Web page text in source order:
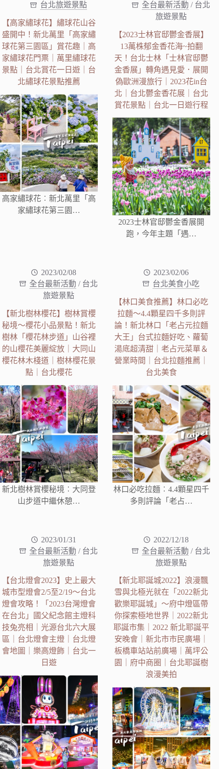
台北旅遊景點
【高家繡球花】繡球花山谷
盛開中！新北萬里「高家繡
球花第三園區」賞花趣｜高
家繡球花門票｜萬里繡球花
景點｜台北賞花一日遊｜台
北繡球花景點推薦
高家繡球花︰新北萬里「高
家繡球花第三園…
全台最新活動 / 台北
旅遊景點
【2023士林官邸鬱金香展】
13萬株郁金香花海~拍翻
天！台北士林「士林官邸鬱
金香展」轉角遇見愛．展開
偽歐洲漫旅行｜2023花in台
北｜台北鬱金香花展｜台北
賞花景點｜台北一日遊行程
2023士林官邸鬱金香展開
跑，今年主題「遇…
2023/02/08
全台最新活動 / 台北
旅遊景點
【新北樹林櫻花】樹林賞櫻
秘境～櫻花小品景點！新北
樹林「櫻花林步道」山谷裡
的山櫻花美麗綻放｜大同山
櫻花林木棧道｜樹林櫻花景
點｜台北櫻花
新北樹林賞櫻秘境︰大同登
山步道中繼休憩…
2023/02/06
台北美食小吃
【林口美食推薦】林口必吃
拉麵～4.4顆星四千多則評
論！新北林口「老占元拉麵
大王」台式拉麵好吃、蘿蔔
湯底超清甜｜老占元菜單＆
營業時間｜台北拉麵推薦｜
台北美食
林口必吃拉麵︰4.4顆星四千
多則評論「老占…
2023/01/31
全台最新活動 / 台北
旅遊景點
【台北燈會2023】史上最大
城市型燈會2/5至2/19～台北
燈會攻略！「2023台灣燈會
在台北」國父紀念館主燈科
技兔亮相｜光源台北六大展
區｜台北燈會主燈｜台北燈
會地圖｜樂高燈飾｜台北一
日遊
2022/12/18
全台最新活動 / 台北
旅遊景點
【新北耶誕城2022】浪漫飄
雪與北極光就在「2022新北
歡樂耶誕城」～府中燈區帶
你探索極地世界｜2022新北
耶誕市集｜2022 新北耶誕平
安晚會｜新北市市民廣場｜
板橋車站站前廣場｜萬坪公
園｜府中商圈｜台北耶誕樹
浪漫美拍